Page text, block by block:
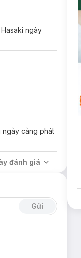
da nhanh
sử dụng.
ngày
ngày càng phát
đánh giá
Gửi